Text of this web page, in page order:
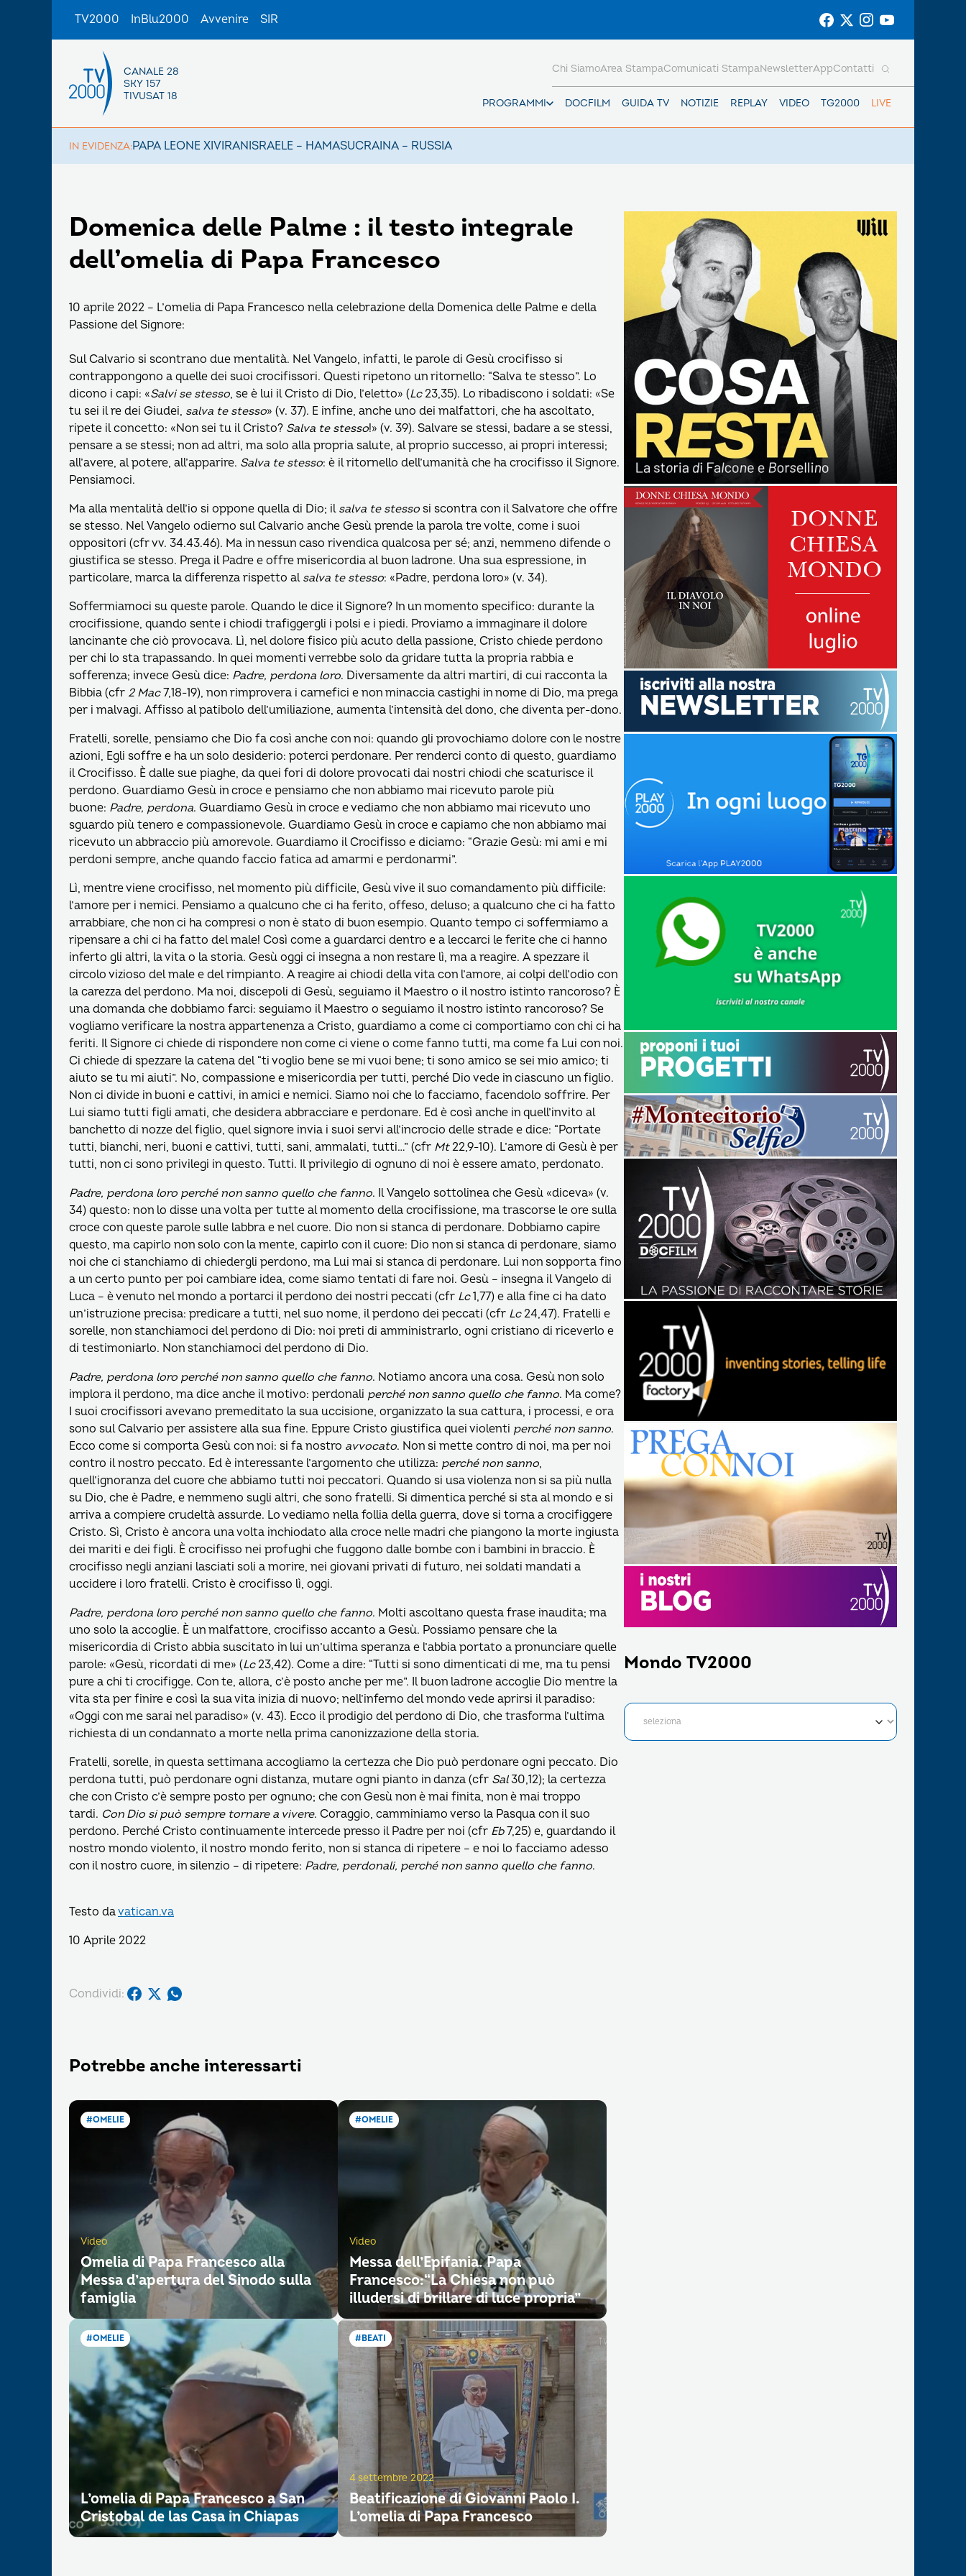
TV2000 InBlu2000 Avvenire SIR
CANALE 28
SKY 157
TIVUSAT 18
PROGRAMMI DOCFILM GUIDA TV NOTIZIE REPLAY VIDEO TG2000 LIVE
Chi SiamoArea StampaComunicati StampaNewsletterAppContatti
IN EVIDENZA:PAPA LEONE XIVIRANISRAELE – HAMASUCRAINA – RUSSIA
Domenica delle Palme : il testo integrale
dell’omelia di Papa Francesco
10 aprile 2022 – L’omelia di Papa Francesco nella celebrazione della Domenica delle Palme e della
Passione del Signore:
Sul Calvario si scontrano due mentalità. Nel Vangelo, infatti, le parole di Gesù crocifisso si
contrappongono a quelle dei suoi crocifissori. Questi ripetono un ritornello: “Salva te stesso”. Lo
dicono i capi: «Salvi se stesso, se è lui il Cristo di Dio, l’eletto» (Lc23,35). Lo ribadiscono i soldati: «Se
tu sei il re dei Giudei, salva te stesso» (v. 37). E infine, anche uno dei malfattori, che ha ascoltato,
ripete il concetto: «Non sei tu il Cristo? Salva te stesso!» (v. 39). Salvare se stessi, badare a se stessi,
pensare a se stessi; non ad altri, ma solo alla propria salute, al proprio successo, ai propri interessi;
all’avere, al potere, all’apparire. Salva te stesso: è il ritornello dell’umanità che ha crocifisso il Signore.
Pensiamoci.
Ma alla mentalità dell’io si oppone quella di Dio; il salva te stesso si scontra con il Salvatore che offre
se stesso. Nel Vangelo odierno sul Calvario anche Gesù prende la parola tre volte, come i suoi
oppositori (cfr vv. 34.43.46). Ma in nessun caso rivendica qualcosa per sé; anzi, nemmeno difende o
giustifica se stesso. Prega il Padre e offre misericordia al buon ladrone. Una sua espressione, in
particolare, marca la differenza rispetto al salva te stesso: «Padre, perdona loro» (v. 34).
Soffermiamoci su queste parole. Quando le dice il Signore? In un momento specifico: durante la
crocifissione, quando sente i chiodi trafiggergli i polsi e i piedi. Proviamo a immaginare il dolore
lancinante che ciò provocava. Lì, nel dolore fisico più acuto della passione, Cristo chiede perdono
per chi lo sta trapassando. In quei momenti verrebbe solo da gridare tutta la propria rabbia e
sofferenza; invece Gesù dice: Padre, perdona loro. Diversamente da altri martiri, di cui racconta la
Bibbia (cfr 2 Mac7,18-19), non rimprovera i carnefici e non minaccia castighi in nome di Dio, ma prega
per i malvagi. Affisso al patibolo dell’umiliazione, aumenta l’intensità del dono, che diventa per-dono.
Fratelli, sorelle, pensiamo che Dio fa così anche con noi: quando gli provochiamo dolore con le nostre
azioni, Egli soffre e ha un solo desiderio: poterci perdonare. Per renderci conto di questo, guardiamo
il Crocifisso. È dalle sue piaghe, da quei fori di dolore provocati dai nostri chiodi che scaturisce il
perdono. Guardiamo Gesù in croce e pensiamo che non abbiamo mai ricevuto parole più
buone: Padre, perdona. Guardiamo Gesù in croce e vediamo che non abbiamo mai ricevuto uno
sguardo più tenero e compassionevole. Guardiamo Gesù in croce e capiamo che non abbiamo mai
ricevuto un abbraccio più amorevole. Guardiamo il Crocifisso e diciamo: “Grazie Gesù: mi ami e mi
perdoni sempre, anche quando faccio fatica ad amarmi e perdonarmi”.
Lì, mentre viene crocifisso, nel momento più difficile, Gesù vive il suo comandamento più difficile:
l’amore per i nemici. Pensiamo a qualcuno che ci ha ferito, offeso, deluso; a qualcuno che ci ha fatto
arrabbiare, che non ci ha compresi o non è stato di buon esempio. Quanto tempo ci soffermiamo a
ripensare a chi ci ha fatto del male! Così come a guardarci dentro e a leccarci le ferite che ci hanno
inferto gli altri, la vita o la storia. Gesù oggi ci insegna a non restare lì, ma a reagire. A spezzare il
circolo vizioso del male e del rimpianto. A reagire ai chiodi della vita con l’amore, ai colpi dell’odio con
la carezza del perdono. Ma noi, discepoli di Gesù, seguiamo il Maestro o il nostro istinto rancoroso? È
una domanda che dobbiamo farci: seguiamo il Maestro o seguiamo il nostro istinto rancoroso? Se
vogliamo verificare la nostra appartenenza a Cristo, guardiamo a come ci comportiamo con chi ci ha
feriti. Il Signore ci chiede di rispondere non come ci viene o come fanno tutti, ma come fa Lui con noi.
Ci chiede di spezzare la catena del “ti voglio bene se mi vuoi bene; ti sono amico se sei mio amico; ti
aiuto se tu mi aiuti”. No, compassione e misericordia per tutti, perché Dio vede in ciascuno un figlio.
Non ci divide in buoni e cattivi, in amici e nemici. Siamo noi che lo facciamo, facendolo soffrire. Per
Lui siamo tutti figli amati, che desidera abbracciare e perdonare. Ed è così anche in quell’invito al
banchetto di nozze del figlio, quel signore invia i suoi servi all’incrocio delle strade e dice: “Portate
tutti, bianchi, neri, buoni e cattivi, tutti, sani, ammalati, tutti…” (cfr Mt22,9-10). L’amore di Gesù è per
tutti, non ci sono privilegi in questo. Tutti. Il privilegio di ognuno di noi è essere amato, perdonato.
Padre, perdona loro perché non sanno quello che fanno. Il Vangelo sottolinea che Gesù «diceva» (v.
34) questo: non lo disse una volta per tutte al momento della crocifissione, ma trascorse le ore sulla
croce con queste parole sulle labbra e nel cuore. Dio non si stanca di perdonare. Dobbiamo capire
questo, ma capirlo non solo con la mente, capirlo con il cuore: Dio non si stanca di perdonare, siamo
noi che ci stanchiamo di chiedergli perdono, ma Lui mai si stanca di perdonare. Lui non sopporta fino
a un certo punto per poi cambiare idea, come siamo tentati di fare noi. Gesù – insegna il Vangelo di
Luca – è venuto nel mondo a portarci il perdono dei nostri peccati (cfr Lc1,77) e alla fine ci ha dato
un’istruzione precisa: predicare a tutti, nel suo nome, il perdono dei peccati (cfr Lc24,47). Fratelli e
sorelle, non stanchiamoci del perdono di Dio: noi preti di amministrarlo, ogni cristiano di riceverlo e
di testimoniarlo. Non stanchiamoci del perdono di Dio.
Padre, perdona loro perché non sanno quello che fanno. Notiamo ancora una cosa. Gesù non solo
implora il perdono, ma dice anche il motivo: perdonali perché non sanno quello che fanno. Ma come?
I suoi crocifissori avevano premeditato la sua uccisione, organizzato la sua cattura, i processi, e ora
sono sul Calvario per assistere alla sua fine. Eppure Cristo giustifica quei violenti perché non sanno.
Ecco come si comporta Gesù con noi: si fa nostro avvocato. Non si mette contro di noi, ma per noi
contro il nostro peccato. Ed è interessante l’argomento che utilizza: perché non sanno,
quell’ignoranza del cuore che abbiamo tutti noi peccatori. Quando si usa violenza non si sa più nulla
su Dio, che è Padre, e nemmeno sugli altri, che sono fratelli. Si dimentica perché si sta al mondo e si
arriva a compiere crudeltà assurde. Lo vediamo nella follia della guerra, dove si torna a crocifiggere
Cristo. Sì, Cristo è ancora una volta inchiodato alla croce nelle madri che piangono la morte ingiusta
dei mariti e dei figli. È crocifisso nei profughi che fuggono dalle bombe con i bambini in braccio. È
crocifisso negli anziani lasciati soli a morire, nei giovani privati di futuro, nei soldati mandati a
uccidere i loro fratelli. Cristo è crocifisso lì, oggi.
Padre, perdona loro perché non sanno quello che fanno. Molti ascoltano questa frase inaudita; ma
uno solo la accoglie. È un malfattore, crocifisso accanto a Gesù. Possiamo pensare che la
misericordia di Cristo abbia suscitato in lui un’ultima speranza e l’abbia portato a pronunciare quelle
parole: «Gesù, ricordati di me» (Lc23,42). Come a dire: “Tutti si sono dimenticati di me, ma tu pensi
pure a chi ti crocifigge. Con te, allora, c’è posto anche per me”. Il buon ladrone accoglie Dio mentre la
vita sta per finire e così la sua vita inizia di nuovo; nell’inferno del mondo vede aprirsi il paradiso:
«Oggi con me sarai nel paradiso» (v. 43). Ecco il prodigio del perdono di Dio, che trasforma l’ultima
richiesta di un condannato a morte nella prima canonizzazione della storia.
Fratelli, sorelle, in questa settimana accogliamo la certezza che Dio può perdonare ogni peccato. Dio
perdona tutti, può perdonare ogni distanza, mutare ogni pianto in danza (cfr Sal30,12); la certezza
che con Cristo c’è sempre posto per ognuno; che con Gesù non è mai finita, non è mai troppo
tardi. Con Dio si può sempre tornare a vivere. Coraggio, camminiamo verso la Pasqua con il suo
perdono. Perché Cristo continuamente intercede presso il Padre per noi (cfr Eb7,25) e, guardando il
nostro mondo violento, il nostro mondo ferito, non si stanca di ripetere – e noi lo facciamo adesso
con il nostro cuore, in silenzio – di ripetere: Padre, perdonali, perché non sanno quello che fanno.
Testo davatican.va
10 Aprile 2022
Condividi:
Potrebbe anche interessarti
#OMELIE
Video
Omelia di Papa Francesco alla
Messa d’apertura del Sinodo sulla
famiglia
#OMELIE
Video
Messa dell’Epifania. Papa
Francesco:“La Chiesa non può
illudersi di brillare di luce propria”
#OMELIE
L’omelia di Papa Francesco a San
Cristobal de las Casa in Chiapas
#BEATI
4 settembre 2022
Beatificazione di Giovanni Paolo I.
L’omelia di Papa Francesco
Mondo TV2000